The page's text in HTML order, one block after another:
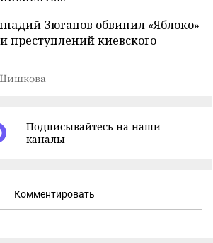
Зюганов обвинил «Яблоко»
преступлений киевского
Подписывайтесь на наши
каналы
Комментировать